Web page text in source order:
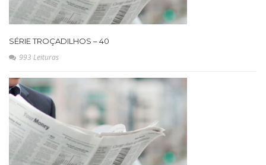
SÉRIE TROÇADILHOS – 40
993 Leituras